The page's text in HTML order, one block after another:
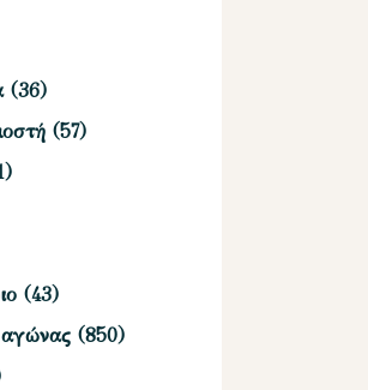
(36)
(57)
(43)
αγώνας (850)